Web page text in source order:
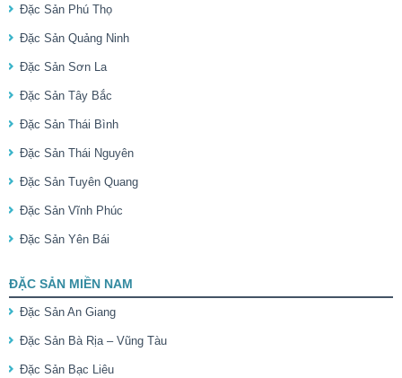
Đặc Sản Phú Thọ
Đặc Sản Quảng Ninh
Đặc Sản Sơn La
Đặc Sản Tây Bắc
Đặc Sản Thái Bình
Đặc Sản Thái Nguyên
Đặc Sản Tuyên Quang
Đặc Sản Vĩnh Phúc
Đặc Sản Yên Bái
ĐẶC SẢN MIỀN NAM
Đặc Sản An Giang
Đặc Sản Bà Rịa – Vũng Tàu
Đặc Sản Bạc Liêu